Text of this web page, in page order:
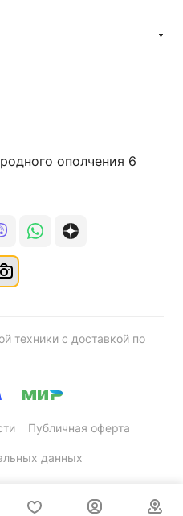
ополчения 6
техники с доставкой по
Публичная оферта
данных